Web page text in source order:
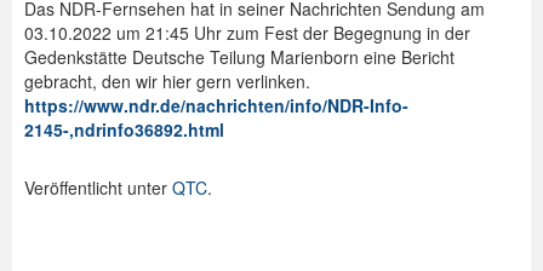
Das NDR-Fernsehen hat in seiner Nachrichten Sendung am
03.10.2022 um 21:45 Uhr zum Fest der Begegnung in der
Gedenkstätte Deutsche Teilung Marienborn eine Bericht
gebracht, den wir hier gern verlinken.
https://www.ndr.de/nachrichten/info/NDR-Info-
2145-,ndrinfo36892.html
Veröffentlicht unter QTC.